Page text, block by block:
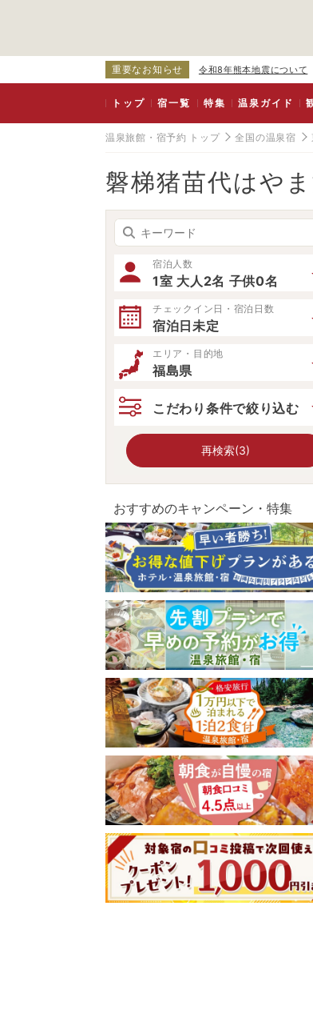
重要なお知らせ 令和8年熊本地震について
トップ 宿一覧 特集 温泉ガイド
温泉旅館・宿予約 トップ 全国の温泉宿
磐梯猪苗代はや
宿泊人数
1室 大人2名 子供0名
チェックイン日・宿泊日数
宿泊日未定
エリア・目的地
福島県
こだわり条件で絞り込む
再検索(3)
おすすめのキャンペーン・特集